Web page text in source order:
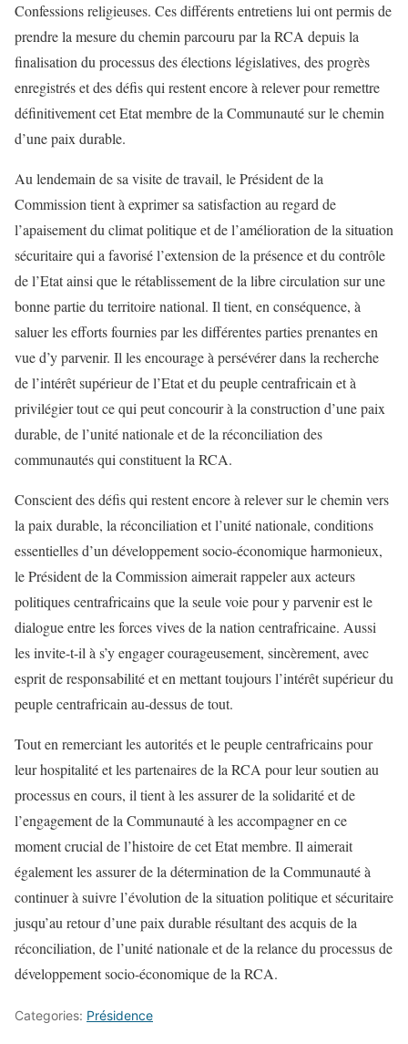
Confessions religieuses. Ces différents entretiens lui ont permis de
prendre la mesure du chemin parcouru par la RCA depuis la
finalisation du processus des élections législatives, des progrès
enregistrés et des défis qui restent encore à relever pour remettre
définitivement cet Etat membre de la Communauté sur le chemin
d’une paix durable.
Au lendemain de sa visite de travail, le Président de la
Commission tient à exprimer sa satisfaction au regard de
l’apaisement du climat politique et de l’amélioration de la situation
sécuritaire qui a favorisé l’extension de la présence et du contrôle
de l’Etat ainsi que le rétablissement de la libre circulation sur une
bonne partie du territoire national. Il tient, en conséquence, à
saluer les efforts fournies par les différentes parties prenantes en
vue d’y parvenir. Il les encourage à persévérer dans la recherche
de l’intérêt supérieur de l’Etat et du peuple centrafricain et à
privilégier tout ce qui peut concourir à la construction d’une paix
durable, de l’unité nationale et de la réconciliation des
communautés qui constituent la RCA.
Conscient des défis qui restent encore à relever sur le chemin vers
la paix durable, la réconciliation et l’unité nationale, conditions
essentielles d’un développement socio-économique harmonieux,
le Président de la Commission aimerait rappeler aux acteurs
politiques centrafricains que la seule voie pour y parvenir est le
dialogue entre les forces vives de la nation centrafricaine. Aussi
les invite-t-il à s’y engager courageusement, sincèrement, avec
esprit de responsabilité et en mettant toujours l’intérêt supérieur du
peuple centrafricain au-dessus de tout.
Tout en remerciant les autorités et le peuple centrafricains pour
leur hospitalité et les partenaires de la RCA pour leur soutien au
processus en cours, il tient à les assurer de la solidarité et de
l’engagement de la Communauté à les accompagner en ce
moment crucial de l’histoire de cet Etat membre. Il aimerait
également les assurer de la détermination de la Communauté à
continuer à suivre l’évolution de la situation politique et sécuritaire
jusqu’au retour d’une paix durable résultant des acquis de la
réconciliation, de l’unité nationale et de la relance du processus de
développement socio-économique de la RCA.
Categories: Présidence